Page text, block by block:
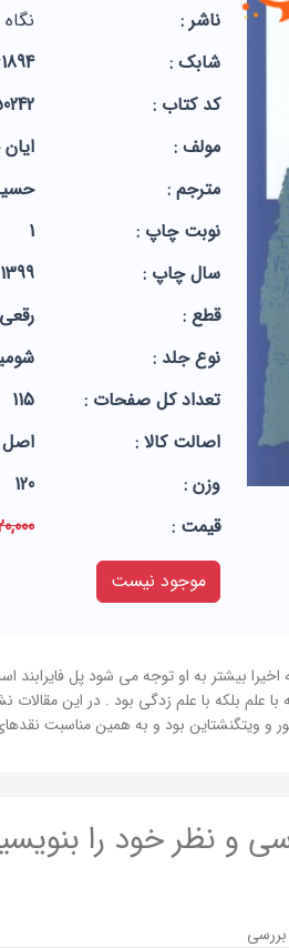
ناشر :
شابک :
کد کتاب :
مولف :
مترجم :
نوبت چاپ :
1
سال چاپ :
1399
قطع :
رقعی
نوع جلد :
تعداد کل صفحات :
115
اصالت کالا :
اصل
وزن :
120
قيمت :
220,000
موجود نیست
بیشتر به او توجه می شود پل فایرابند
علم بلکه با علم زدگی بود . در این
و ویتگنشتاین بود و به همین مناسبت
و نظر خود را